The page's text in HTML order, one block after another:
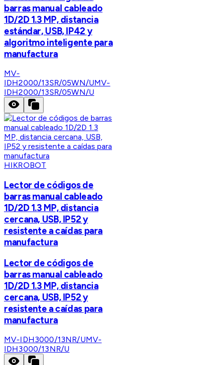
barras manual cableado
1D/2D 1.3 MP, distancia
estándar, USB, IP42 y
algoritmo inteligente para
manufactura
MV-
IDH2000/13SR/05WN/UMV-
IDH2000/13SR/05WN/U
HIKROBOT
Lector de códigos de
barras manual cableado
1D/2D 1.3 MP, distancia
cercana, USB, IP52 y
resistente a caídas para
manufactura
Lector de códigos de
barras manual cableado
1D/2D 1.3 MP, distancia
cercana, USB, IP52 y
resistente a caídas para
manufactura
MV-IDH3000/13NR/UMV-
IDH3000/13NR/U